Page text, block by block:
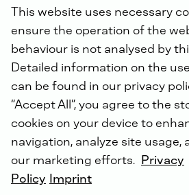
DOC
This website uses necessary
ensure the operation of the
behaviour is not analysed by
Detailed information on the
can be found in our privacy
“Accept All”, you agree to the
cookies on your device to
navigation, analyze site usage,
our marketing efforts. Privacy
Policy Imprint